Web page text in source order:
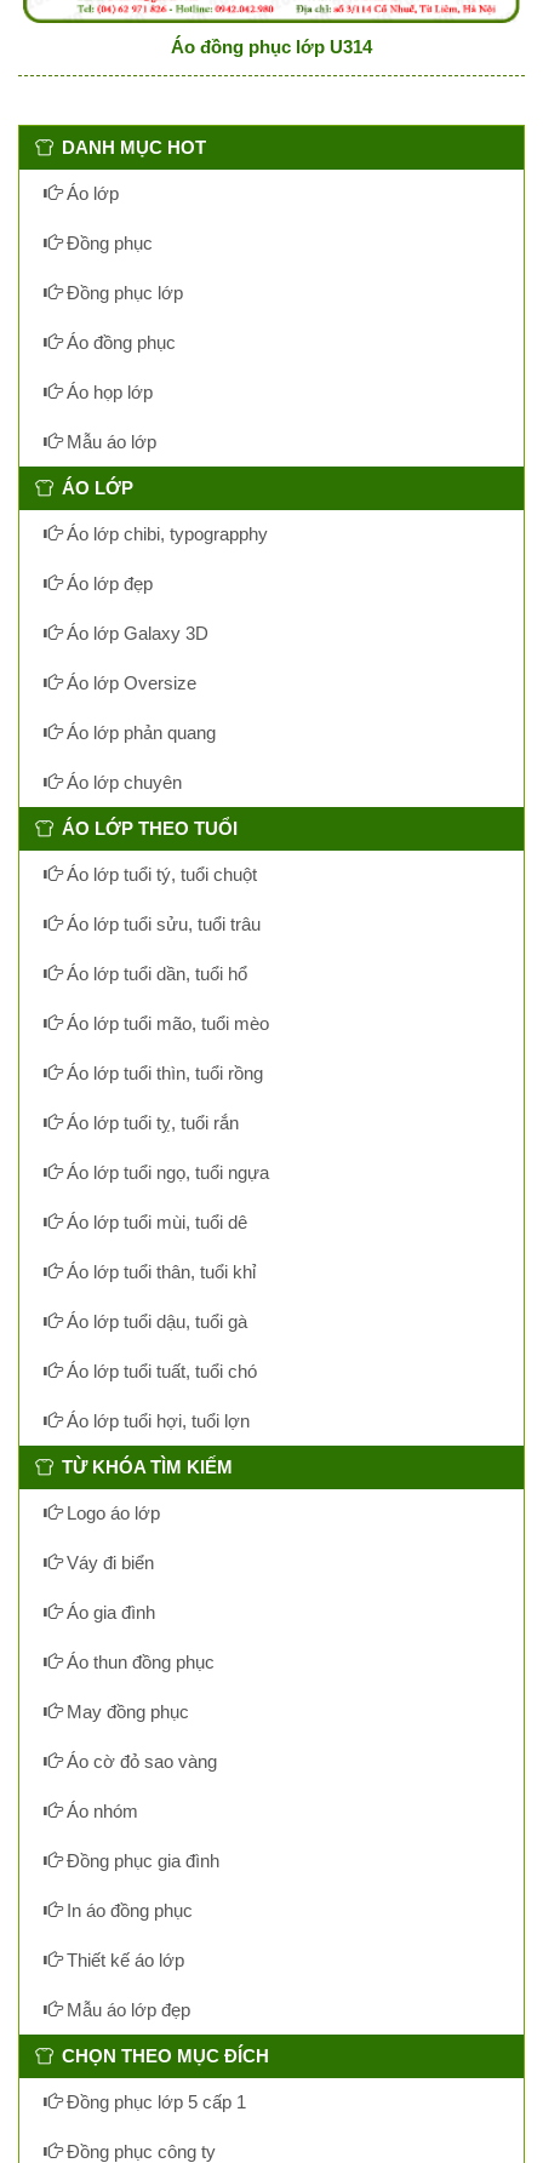
Áo đồng phục lớp U314
DANH MỤC HOT
Áo lớp
Đồng phục
Đồng phục lớp
Áo đồng phục
Áo họp lớp
Mẫu áo lớp
ÁO LỚP
Áo lớp chibi, typograpphy
Áo lớp đẹp
Áo lớp Galaxy 3D
Áo lớp Oversize
Áo lớp phản quang
Áo lớp chuyên
ÁO LỚP THEO TUỔI
Áo lớp tuổi tý, tuổi chuột
Áo lớp tuổi sửu, tuổi trâu
Áo lớp tuổi dần, tuổi hổ
Áo lớp tuổi mão, tuổi mèo
Áo lớp tuổi thìn, tuổi rồng
Áo lớp tuổi tỵ, tuổi rắn
Áo lớp tuổi ngọ, tuổi ngựa
Áo lớp tuổi mùi, tuổi dê
Áo lớp tuổi thân, tuổi khỉ
Áo lớp tuổi dậu, tuổi gà
Áo lớp tuổi tuất, tuổi chó
Áo lớp tuổi hợi, tuổi lợn
TỪ KHÓA TÌM KIẾM
Logo áo lớp
Váy đi biển
Áo gia đình
Áo thun đồng phục
May đồng phục
Áo cờ đỏ sao vàng
Áo nhóm
Đồng phục gia đình
In áo đồng phục
Thiết kế áo lớp
Mẫu áo lớp đẹp
CHỌN THEO MỤC ĐÍCH
Đồng phục lớp 5 cấp 1
Đồng phục công ty